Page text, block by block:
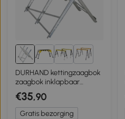
5+
DURHAND kettingzaagbok
zaagbok inklapbaar
zaagframe voor brandhout
zilver metaal 83 x 83 x 79
cm | Aosom.de
€35,90
Gratis bezorging